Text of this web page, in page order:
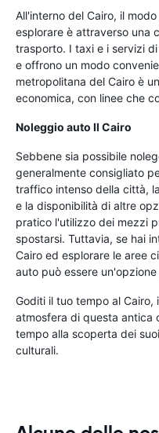
All'interno del Cairo, il
esplorare è attraverso una
trasporto. I taxi e i servizi
e offrono un modo
metropolitana del Cairo è
economica, con linee che
Noleggio auto Il Cairo
Sebbene sia possibile
generalmente consigliato
traffico intenso della città,
e la disponibilità di altre
pratico l'utilizzo dei mezzi
spostarsi. Tuttavia, se hai
Cairo ed esplorare le aree
auto può essere
Goditi il tuo tempo al
atmosfera di questa antica
tempo alla scoperta dei
culturali.